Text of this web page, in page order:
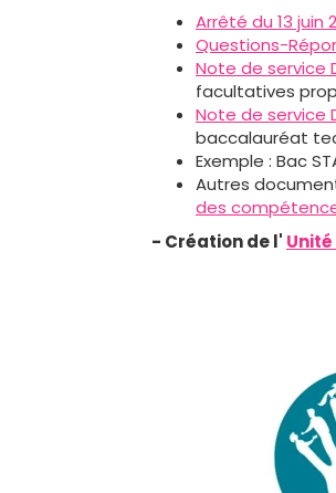
Arrêté du 13 juin
Questions-
Note de service
facultatives
Note de service
baccalauréat
Exemple : Bac
Autres
des
- Création de l'